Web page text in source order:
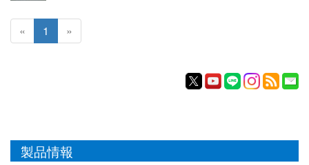
« 1 »
製品情報